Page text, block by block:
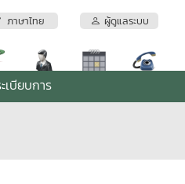
ภาษาไทย ผู้ดูแลระบบ
บียบการ